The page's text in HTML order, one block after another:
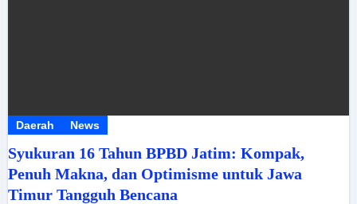
Daerah News
Syukuran 16 Tahun BPBD Jatim: Kompak,
Penuh Makna, dan Optimisme untuk Jawa
Timur Tangguh Bencana